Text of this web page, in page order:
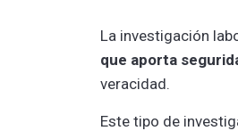
La investigación
que aporta
veracidad.
Este tipo de